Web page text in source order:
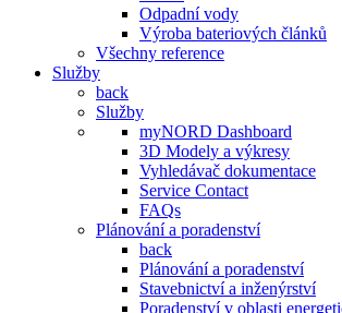
Odpadní vody
Výroba bateriových článků
Všechny reference
Služby
back
Služby
myNORD Dashboard
3D Modely a výkresy
Vyhledávač dokumentace
Service Contact
FAQs
Plánování a poradenství
back
Plánování a poradenství
Stavebnictví a inženýrství
Poradenství v oblasti